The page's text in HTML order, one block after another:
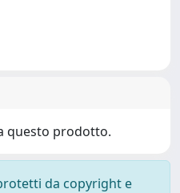
questo prodotto.
da copyright e